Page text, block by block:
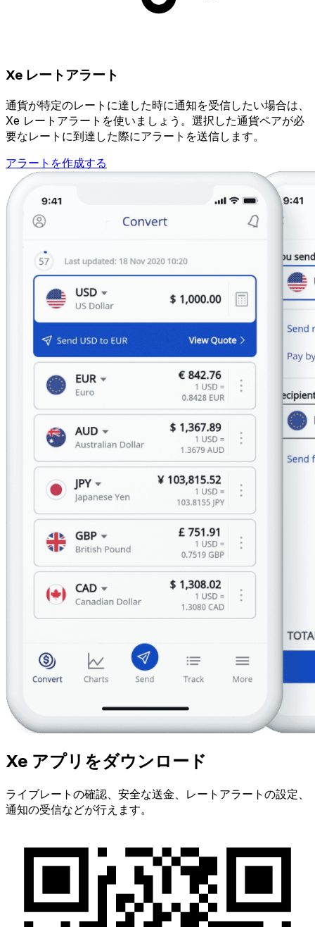
Xe レートアラート
通貨が特定のレートに達した時に通知を受信したい場合は、
Xe レートアラートを使いましょう。選択した通貨ペアが必
要なレートに到達した際にアラートを送信します。
アラートを作成する
Xe アプリをダウンロード
ライブレートの確認、安全な送金、レートアラートの設定、
通知の受信などが行えます。